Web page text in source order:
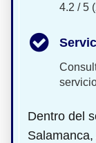
4.2 / 5
Dentro del